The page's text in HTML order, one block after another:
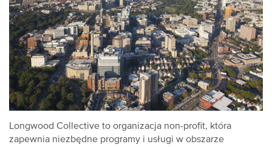
Longwood Collective to organizacja non-profit, która
zapewnia niezbędne programy i usługi w obszarze